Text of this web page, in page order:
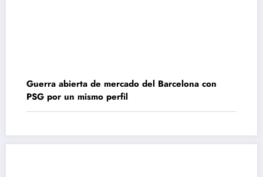
Guerra abierta de mercado del Barcelona con
PSG por un mismo perfil